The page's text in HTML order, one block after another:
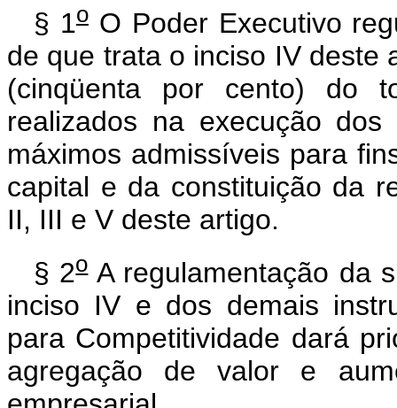
§ 1oO Poder Executivo
de que trata o inciso IV deste
(cinqüenta por cento) do
realizados na execução
máximos admissíveis para
capital e da constituição da
II, III e V deste artigo.
§ 2oA regulamentação da
inciso IV e dos demais
para Competitividade dará
agregação de valor e